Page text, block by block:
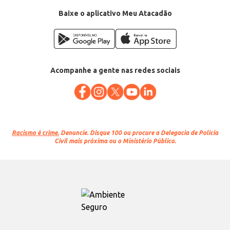
Baixe o aplicativo Meu Atacadão
Acompanhe a gente nas redes sociais
Racismo é crime. Denuncie. Disque 100 ou procure a Delegacia de Polícia
Civil mais próxima ou o Ministério Público.